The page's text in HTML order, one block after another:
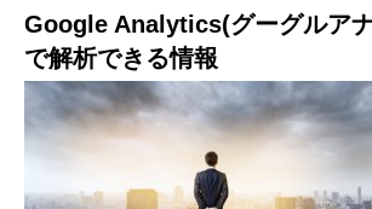
Google Analytics(グーグルア
で解析できる情報